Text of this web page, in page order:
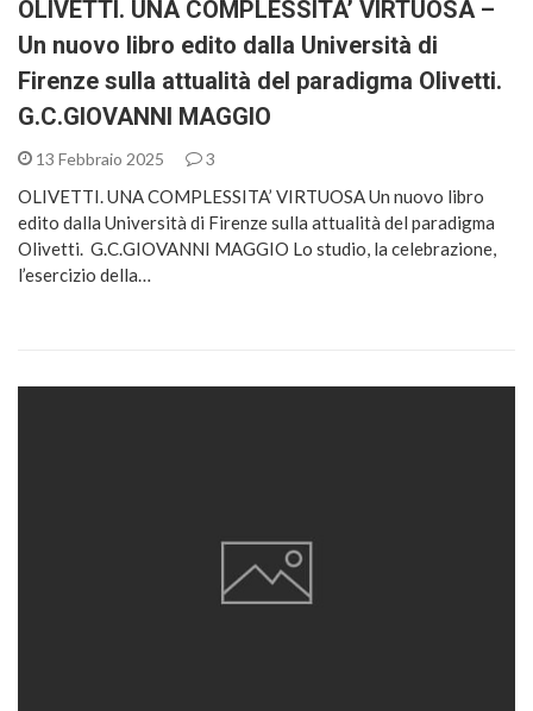
OLIVETTI. UNA COMPLESSITA’ VIRTUOSA –
Un nuovo libro edito dalla Università di
Firenze sulla attualità del paradigma Olivetti.
G.C.GIOVANNI MAGGIO
13 Febbraio 2025 3
OLIVETTI. UNA COMPLESSITA’ VIRTUOSA Un nuovo libro
edito dalla Università di Firenze sulla attualità del paradigma
Olivetti. G.C.GIOVANNI MAGGIO Lo studio, la celebrazione,
l’esercizio della…